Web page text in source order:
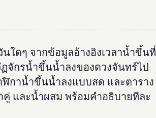
ใดๆ จากข้อมูลอ้างอิงเวลาน้ำขึ้นที่
จักรน้ำขึ้นน้ำลงของดวงจันทร์ไป
กาน้ำขึ้นน้ำลงแบบสด และตาราง
และน้ำผสม พร้อมคำอธิบายทีละ